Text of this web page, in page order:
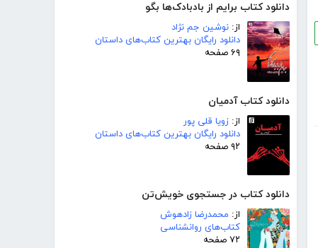
دانلود کتاب برایم از بادبادک‌ها بگو
از: نوشین جم نژاد
دانلود رایگان بهترین کتاب‌های داستان
۶۹ صفحه
دانلود کتاب آدمیان
از: زویا قلی پور
دانلود رایگان بهترین کتاب‌های داستان
۹۲ صفحه
دانلود کتاب در جستجوی خویش‌تن
از: محمدرضا زادهوش
کتاب‌های روانشناسی
۷۲ صفحه